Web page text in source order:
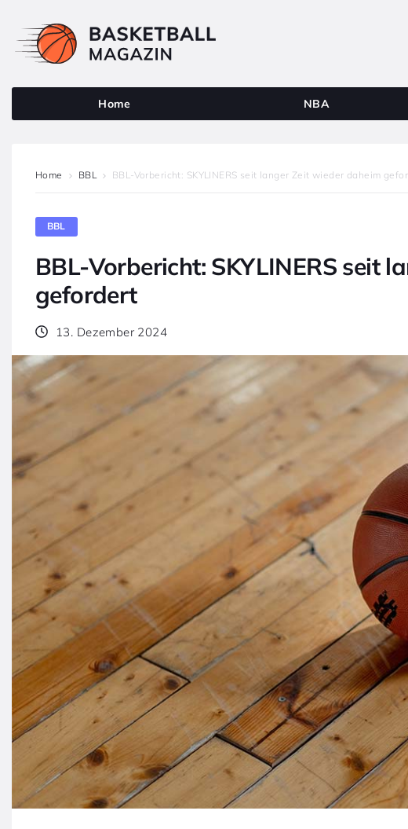
Home NBA
Home BBL BBL-Vorbericht: SKYLINERS seit langer Zeit wieder daheim
BBL
BBL-Vorbericht: SKYLINERS seit
gefordert
13. Dezember 2024